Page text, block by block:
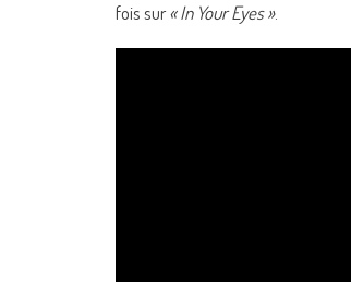
fois sur« In Your Eyes ».